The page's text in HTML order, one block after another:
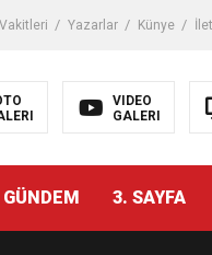
Yazarlar Künye
VIDEO
GALERI
3. SAYFA
Tanıdığı İsim: Abdulrezak